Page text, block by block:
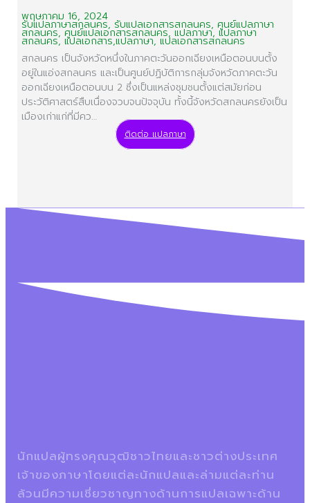
พฤษภาคม 16, 2024
รับแปลภาษาสกลนคร, รับแปลเอกสารสกลนคร, ศูนย์แปลภาษา
สกลนคร, ศูนย์แปลเอกสารสกลนคร, แปลภาษา, แปลภาษา
สกลนคร, แปลเอกสาร,แปลภาษา, แปลเอกสารสกลนคร
สกลนคร เป็นจังหวัดหนึ่งในภาคตะวันออกเฉียงเหนือตอนบนตั้ง
อยู่ในแอ่งสกลนคร และเป็นศูนย์ปฏิบัติการกลุ่มจังหวัดภาคตะวัน
ออกเฉียงเหนือตอนบน 2 ซึ่งเป็นแหล่งชุมชนตั้งแต่สมัยก่อน
ประวัติศาสตร์สืบเนื่องจวบจนปัจจุบัน ทั้งนี้จังหวัดสกลนครยังเป็น
เมืองเก่าแก่ที่มีคว…
ติดต่อ แปลภาษา
นักแปลผู้ทรงคุณวุฒิชาวไทยและชาวต่างประเทศ
เจ้าของภาษาโดยแต่ละนักแปลและล่ามแต่ละท่าน
ล้วนมีความเชี่ยวชาญทางด้านการแปลเฉพาะด้าน